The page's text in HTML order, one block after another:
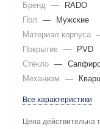
Бренд —
RADO
Пол
—
Мужские
Материал корпуса
Покрытие —
PVD
Стекло —
Механизм
—
Все характеристики
Цена действительна